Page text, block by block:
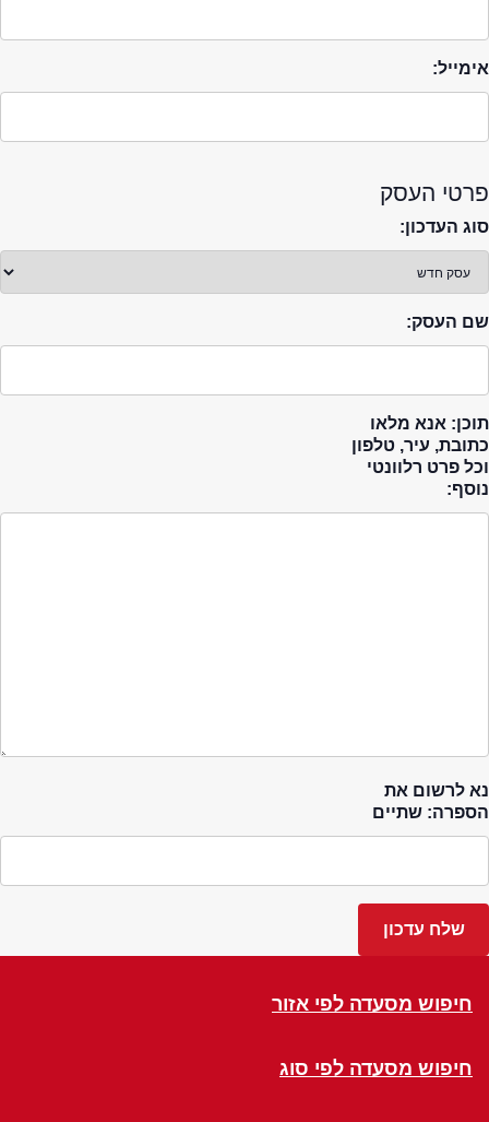
אימייל:
פרטי העסק
סוג העדכון:
שם העסק:
תוכן: אנא מלאו
כתובת, עיר, טלפון
וכל פרט רלוונטי
נוסף:
נא לרשום את
הספרה: שתיים
חיפוש מסעדה לפי אזור
חיפוש מסעדה לפי סוג